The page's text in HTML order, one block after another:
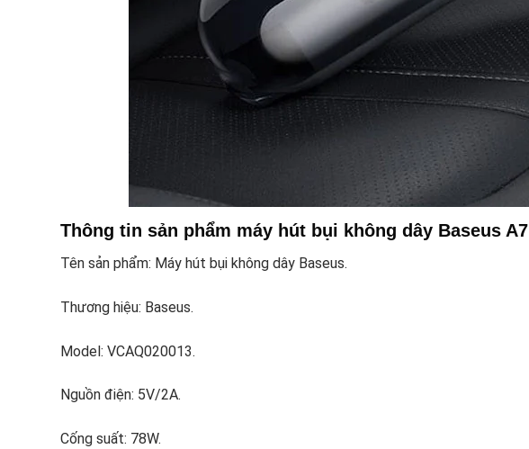
Thông tin sản phẩm máy hút bụi không dây Baseus A7
Tên sản phẩm: Máy hút bụi không dây Baseus.
Thương hiệu: Baseus.
Model: VCAQ020013.
Nguồn điện: 5V/2A.
Cống suất: 78W.